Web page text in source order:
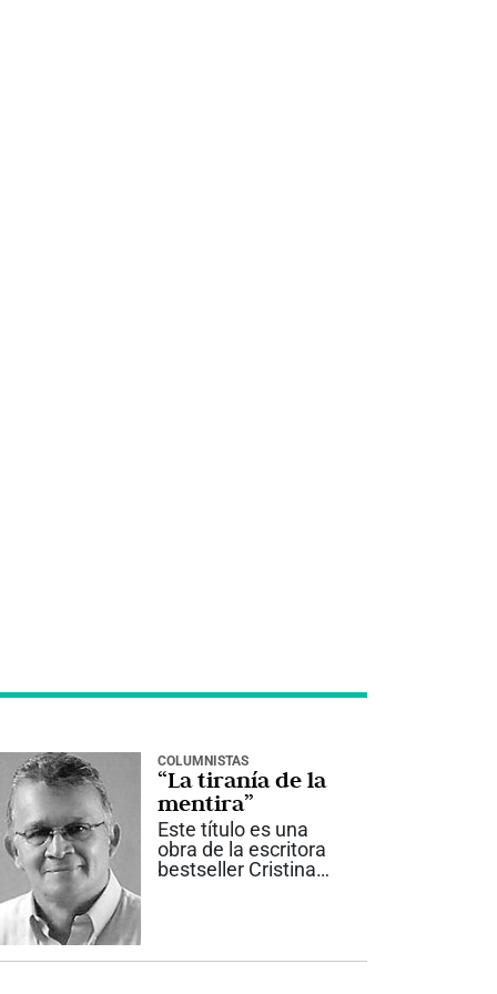
COLUMNISTAS
“La tiranía de la
mentira”
Este título es una
obra de la escritora
bestseller Cristina
investigadora y